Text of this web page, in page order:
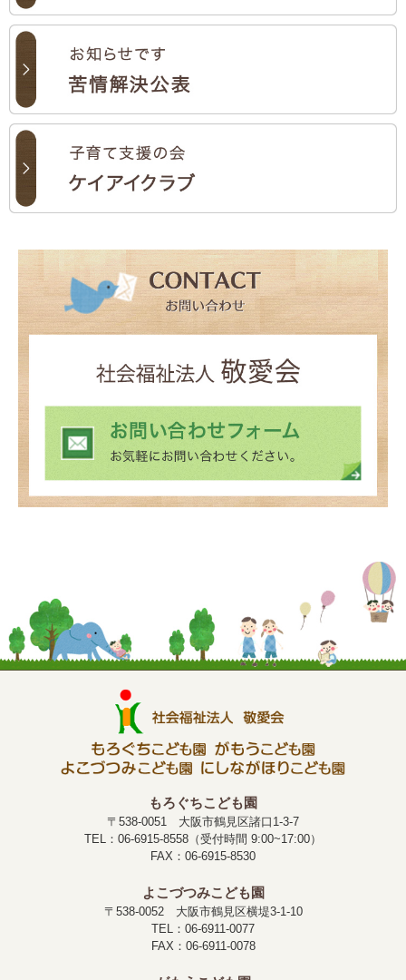
もろぐちこども園
〒538-0051 大阪市鶴見区諸口1-3-7
TEL：06-6915-8558（受付時間 9:00~17:00）
FAX：06-6915-8530
よこづつみこども園
〒538-0052 大阪市鶴見区横堤3-1-10
TEL：06-6911-0077
FAX：06-6911-0078